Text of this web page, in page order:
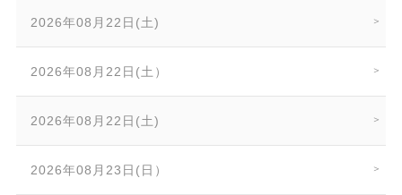
2026年08月22日(土)
2026年08月22日(土）
2026年08月22日(土)
2026年08月23日(日）